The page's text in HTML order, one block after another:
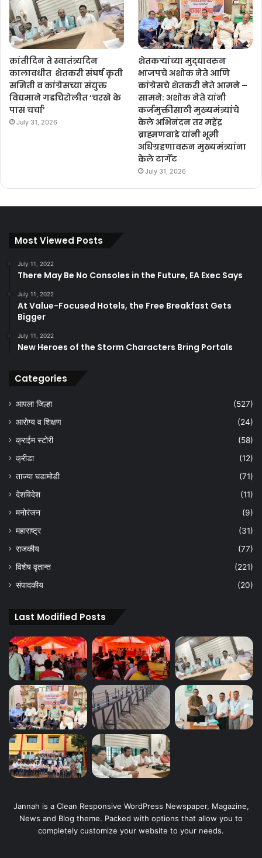
क्रांतीदिन ते स्वातंत्र्यदिन
कालावधीत शेतकरी संघर्ष कृती
समिती व कांग्रेसच्या संयुक्त
विद्यमाने गडचिरोलीत ‘चरखे के
पास चर्चा’
July 31, 2026
शेतकऱ्यांच्या मुद्द्यावरुन
भाजपचे अशोक नेते आणि
कांग्रेसचे शेतकरी नेते आमने –
सामने: अशोक नेते यांनी
कर्जमुक्तीसाठी मुख्यमंत्र्यांचे
केले अभिनंदन तर महेंद्र
ब्राह्मणवाडे यांनी भूमी
अधिग्रहणावरुन मुख्यमंत्र्यांना
केले टार्गेट
July 31, 2026
Most Viewed Posts
July 11, 2022
There May Be No Consoles in the Future, EA Exec Says
July 11, 2022
At Value-Focused Hotels, the Free Breakfast Gets
Bigger
July 11, 2022
New Heroes of the Storm Characters Bring Portals
Categories
आपला जिल्हा
(527)
आरोग्य व शिक्षण
(24)
क्राईम स्टोरी
(58)
क्रीडा
(12)
ताज्या घडामोडी
(71)
देशविदेश
(11)
मनोरंजन
(9)
महाराष्ट्र
(31)
राजकीय
(77)
विशेष वृतान्त
(221)
संपादकीय
(20)
Last Modified Posts
Jannah is a Clean Responsive WordPress Newspaper, Magazine,
News and Blog theme. Packed with options that allow you to
completely customize your website to your needs.